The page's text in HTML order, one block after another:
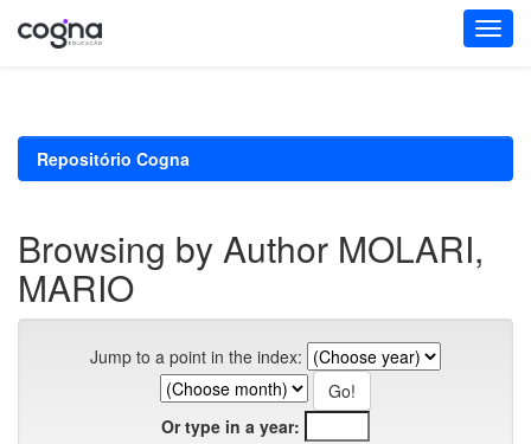
Repositório Cogna
Browsing by Author MOLARI,
MARIO
Jump to a point in the index:
Or type in a year: